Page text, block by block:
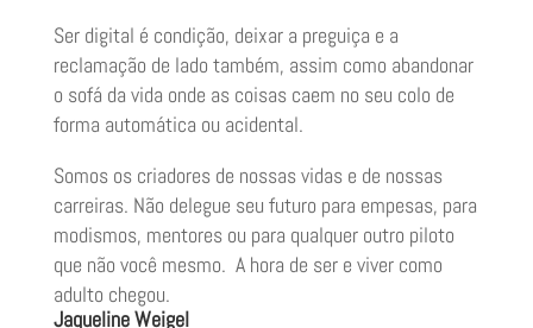
Ser digital é condição, deixar a preguiça e a
reclamação de lado também, assim como abandonar
o sofá da vida onde as coisas caem no seu colo de
forma automática ou acidental.
Somos os criadores de nossas vidas e de nossas
carreiras. Não delegue seu futuro para empesas, para
modismos, mentores ou para qualquer outro piloto
que não você mesmo. A hora de ser e viver como
adulto chegou.
Jaqueline Weigel